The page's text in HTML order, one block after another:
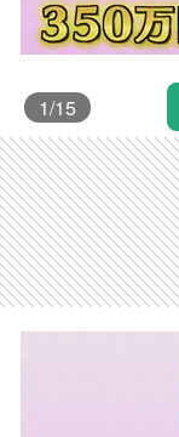
1/15